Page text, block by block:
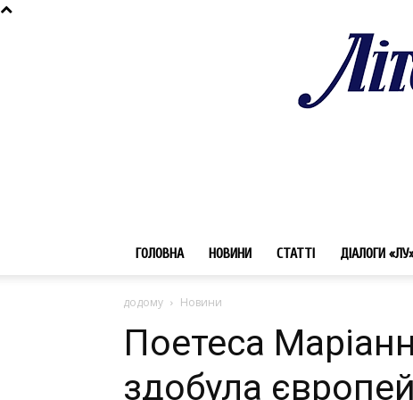
ГОЛОВНА НОВИНИ СТАТТІ ДІАЛОГИ
додому Новини
Поетеса
здобула